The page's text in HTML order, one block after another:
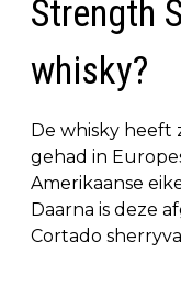
Strength
whisky?
De whisky heeft
gehad in
Amerikaanse
Daarna is deze
Cortado